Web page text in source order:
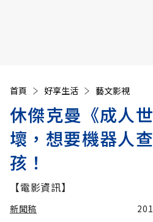
首頁 好享生活 藝文影視
休傑克曼《成人
壞，想要機器人
孩！
【電影資訊】
新聞稿